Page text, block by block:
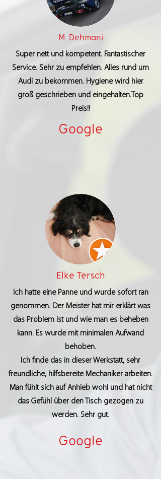
M. Dehmani
Super nett und kompetent. Fantastischer
Service. Sehr zu empfehlen. Alles rund um
Audi zu bekommen. Hygiene wird hier
groß geschrieben und eingehalten.Top
Preis!!
Google
Elke Tersch
Ich hatte eine Panne und wurde sofort ran
genommen. Der Meister hat mir erklärt was
das Problem ist und wie man es beheben
kann. Es wurde mit minimalen Aufwand
behoben.
Ich finde das in dieser Werkstatt, sehr
freundliche, hilfsbereite Mechaniker arbeiten.
Man fühlt sich auf Anhieb wohl und hat nicht
das Gefühl über den Tisch gezogen zu
werden. Sehr gut.
Google